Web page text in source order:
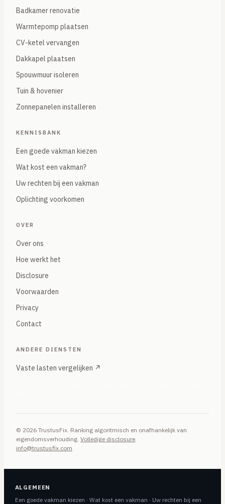
Badkamer renovatie
Warmtepomp plaatsen
CV-ketel vervangen
Dakkapel plaatsen
Spouwmuur isoleren
Tuin & hovenier
Zonnepanelen installeren
KENNISBANK
Een goede vakman kiezen
Wat kost een vakman?
Uw rechten bij een vakman
Oplichting voorkomen
OVER
Over ons
Hoe werkt het
Disclosure
Voorwaarden
Privacy
Contact
ANDERE DIENSTEN
Vaste lasten vergelijken ↗
© 2026 TrustusFix. Ranking algoritmisch en onafhankelijk van
eigendomsverhouding. Volledige disclosure.
info@trustusfix.com
ALGEMEEN
Een goede vakman kiezen · Wat kost een vakman · Uw rechten bij een